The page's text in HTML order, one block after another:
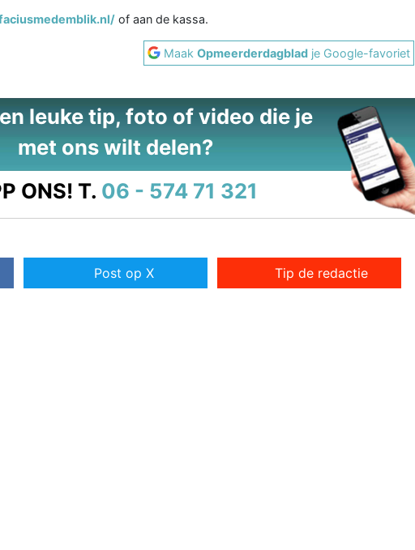
of aan de kassa.
MaakOpmeerderdagblad je Google-favoriet
leuke tip, foto of video die je
met ons wilt delen?
ONS! T. 06 - 574 71 321
Post op X Tip de redactie